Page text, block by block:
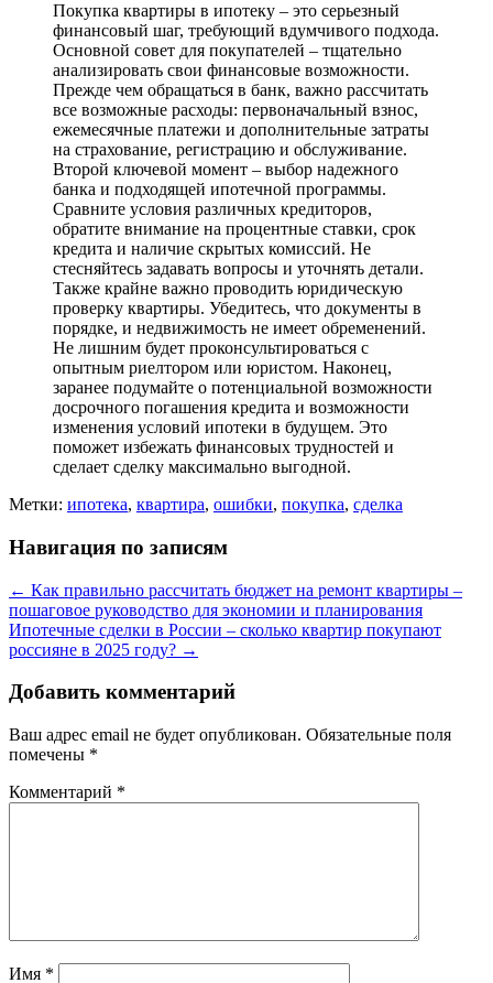
Покупка квартиры в ипотеку – это серьезный
финансовый шаг, требующий вдумчивого подхода.
Основной совет для покупателей – тщательно
анализировать свои финансовые возможности.
Прежде чем обращаться в банк, важно рассчитать
все возможные расходы: первоначальный взнос,
ежемесячные платежи и дополнительные затраты
на страхование, регистрацию и обслуживание.
Второй ключевой момент – выбор надежного
банка и подходящей ипотечной программы.
Сравните условия различных кредиторов,
обратите внимание на процентные ставки, срок
кредита и наличие скрытых комиссий. Не
стесняйтесь задавать вопросы и уточнять детали.
Также крайне важно проводить юридическую
проверку квартиры. Убедитесь, что документы в
порядке, и недвижимость не имеет обременений.
Не лишним будет проконсультироваться с
опытным риелтором или юристом. Наконец,
заранее подумайте о потенциальной возможности
досрочного погашения кредита и возможности
изменения условий ипотеки в будущем. Это
поможет избежать финансовых трудностей и
сделает сделку максимально выгодной.
Метки: ипотека, квартира, ошибки, покупка, сделка
Навигация по записям
← Как правильно рассчитать бюджет на ремонт квартиры –
пошаговое руководство для экономии и планирования
Ипотечные сделки в России – сколько квартир покупают
россияне в 2025 году? →
Добавить комментарий
Ваш адрес email не будет опубликован. Обязательные поля
помечены *
Комментарий *
Имя *